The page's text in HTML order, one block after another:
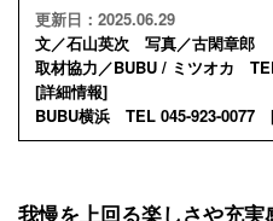
更新日：2025.06.29
文／石山英次 写真／古閑章郎
取材協力／BUBU / ミツオカ
[詳細情報]
BUBU横浜 TEL 045-923-0077
我慢を上回る楽しさや充実